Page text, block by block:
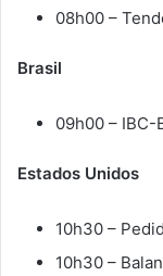
08h00 –
Brasil
09h00 – IBC-
Estados Unidos
10h30 –
10h30 –